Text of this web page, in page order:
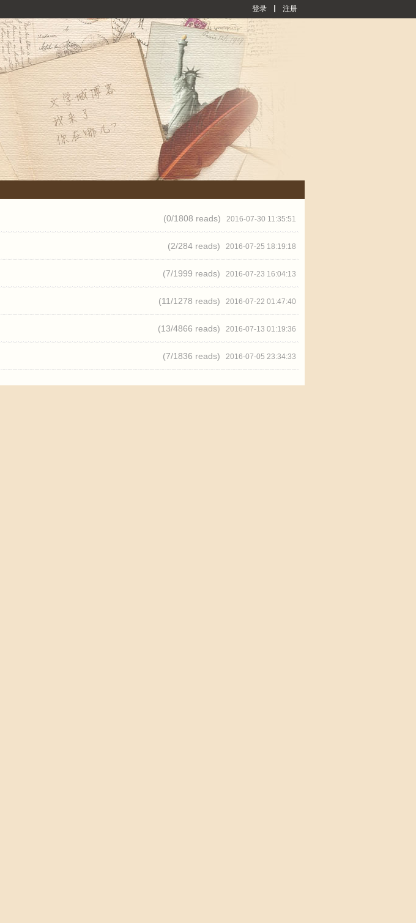
登录 注册
(0/1808 reads) 2016-07-30 11:35:51
(2/284 reads) 2016-07-25 18:19:18
(7/1999 reads) 2016-07-23 16:04:13
(11/1278 reads) 2016-07-22 01:47:40
(13/4866 reads) 2016-07-13 01:19:36
(7/1836 reads) 2016-07-05 23:34:33